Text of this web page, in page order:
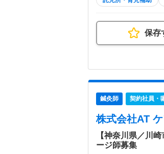
保存
鍼灸師 契約社員・
株式会社AT
【神奈川県／川
ージ師募集